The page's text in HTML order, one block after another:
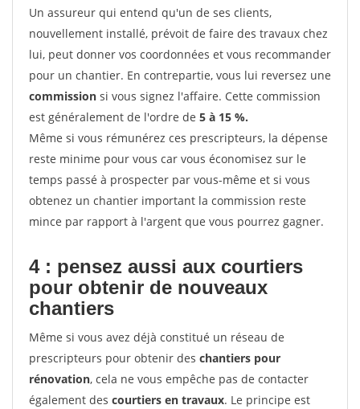
Un assureur qui entend qu'un de ses clients,
nouvellement installé, prévoit de faire des travaux chez
lui, peut donner vos coordonnées et vous recommander
pour un chantier. En contrepartie, vous lui reversez une
commission si vous signez l'affaire. Cette commission
est généralement de l'ordre de 5 à 15 %.
Même si vous rémunérez ces prescripteurs, la dépense
reste minime pour vous car vous économisez sur le
temps passé à prospecter par vous-même et si vous
obtenez un chantier important la commission reste
mince par rapport à l'argent que vous pourrez gagner.
4 : pensez aussi aux courtiers
pour obtenir de nouveaux
chantiers
Même si vous avez déjà constitué un réseau de
prescripteurs pour obtenir des chantiers pour
rénovation, cela ne vous empêche pas de contacter
également des courtiers en travaux. Le principe est